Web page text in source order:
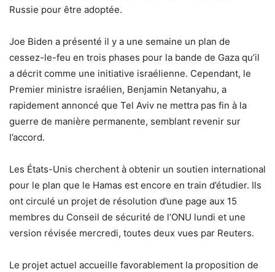
Russie pour être adoptée.
Joe Biden a présenté il y a une semaine un plan de
cessez-le-feu en trois phases pour la bande de Gaza qu’il
a décrit comme une initiative israélienne. Cependant, le
Premier ministre israélien, Benjamin Netanyahu, a
rapidement annoncé que Tel Aviv ne mettra pas fin à la
guerre de manière permanente, semblant revenir sur
l’accord.
Les États-Unis cherchent à obtenir un soutien international
pour le plan que le Hamas est encore en train d’étudier. Ils
ont circulé un projet de résolution d’une page aux 15
membres du Conseil de sécurité de l’ONU lundi et une
version révisée mercredi, toutes deux vues par Reuters.
Le projet actuel accueille favorablement la proposition de